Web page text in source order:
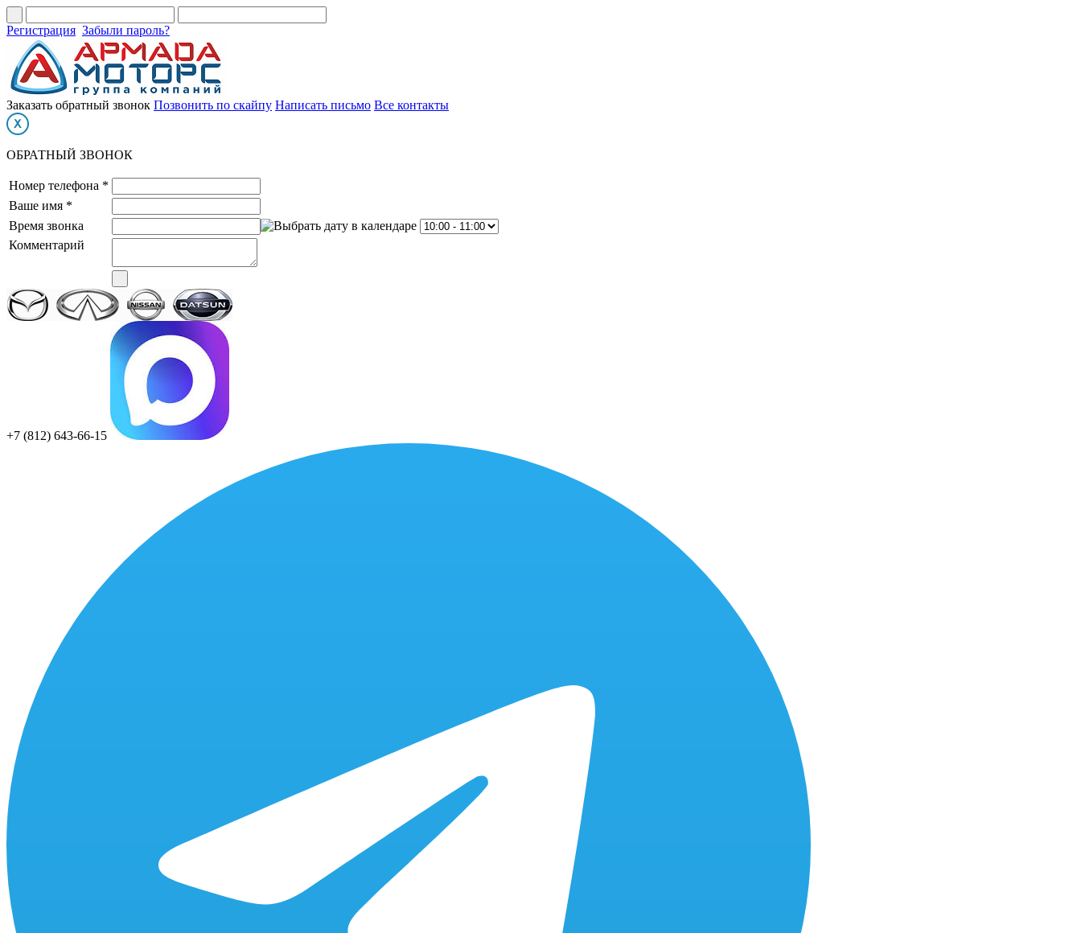
Регистрация Забыли пароль?
Заказать обратный звонок Позвонить по скайпу Написать письмо Все контакты
ОБРАТНЫЙ ЗВОНОК
Номер телефона *
Ваше имя *
Время звонка
Комментарий
+7 (812) 643-66-15